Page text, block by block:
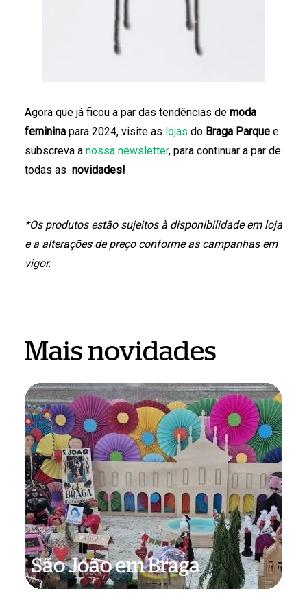
Agora que já ficou a par das tendências de moda
feminina para 2024, visite as lojas do Braga Parque e
subscreva a nossa newsletter, para continuar a par de
todas as novidades!
*Os produtos estão sujeitos à disponibilidade em loja
e a alterações de preço conforme as campanhas em
vigor.
Mais novidades
São
João
em
Braga
São João em Braga